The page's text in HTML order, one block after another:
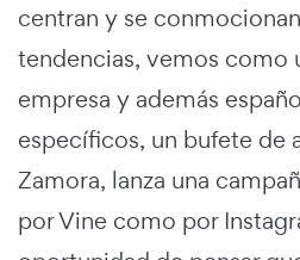
centran y se
tendencias, vemos como
empresa y además
específicos, un bufete de
Zamora, lanza una
por Vine como por